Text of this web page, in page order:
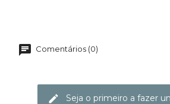
Comentários (0)
Seja o primeiro a fazer